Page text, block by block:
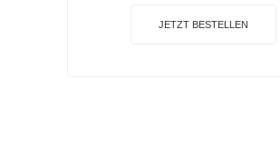
JETZT BESTELLEN